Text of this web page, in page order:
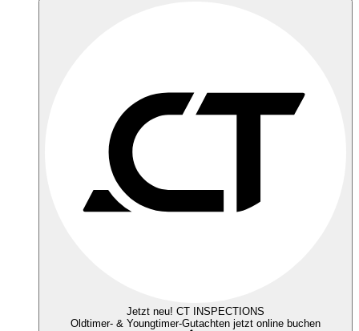
Jetzt neu! CT INSPECTIONS
Oldtimer- & Youngtimer-Gutachten jetzt online buchen